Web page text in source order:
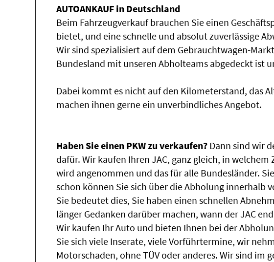
AUTOANKAUF in Deutschland
Beim Fahrzeugverkauf brauchen Sie einen
bietet, und eine schnelle und absolut zuverlässige
Wir sind spezialisiert auf dem Gebrauchtwagen-
Bundesland mit unseren Abholteams abgedeckt ist
Dabei kommt es nicht auf den Kilometerstand, das
machen ihnen gerne ein unverbindliches Angebot.
Haben Sie einen PKW zu verkaufen? Dann sind wir
dafür. Wir kaufen Ihren JAC, ganz gleich, in welchem
wird angenommen und das für alle Bundesländer. Sie
schon können Sie sich über die Abholung innerhalb
Sie bedeutet dies, Sie haben einen schnellen
länger Gedanken darüber machen, wann der JAC
Wir kaufen Ihr Auto und bieten Ihnen bei der
Sie sich viele Inserate, viele Vorführtermine, wir
Motorschaden, ohne TÜV oder anderes. Wir sind im